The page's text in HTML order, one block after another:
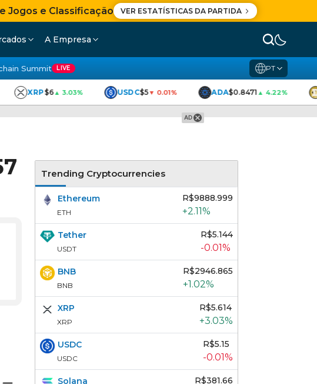
Jogos e Classificação VER ESTATÍSTICAS DA PARTIDA
A Empresa
Summit LIVE PT
XRP$6▲ 3.03% USDC$5▼ 0.01% ADA$0.8471▲ 4.22%
AD
Trending Cryptocurrencies
Ethereum
ETH
R$9888.999
+2.11%
Tether
USDT
R$5.144
-0.01%
BNB
BNB
R$2946.865
+1.02%
XRP
XRP
R$5.614
+3.03%
USDC
USDC
R$5.15
-0.01%
Solana R$381.66